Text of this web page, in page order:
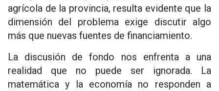
agrícola de la provincia, resulta evidente que la
dimensión del problema exige discutir algo
más que nuevas fuentes de financiamiento.
La discusión de fondo nos enfrenta a una
realidad que no puede ser ignorada. La
matemática y la economía no responden a